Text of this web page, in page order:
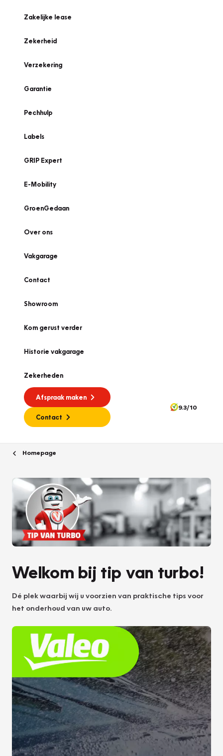
Zakelijke lease
Zekerheid
Verzekering
Garantie
Pechhulp
Labels
GRIP Expert
E-Mobility
GroenGedaan
Over ons
Vakgarage
Contact
Showroom
Kom gerust verder
Historie vakgarage
Zekerheden
Afspraak maken
Contact
9.3/10
Homepage
Welkom bij tip van turbo!
Dé plek waarbij wij u voorzien van praktische tips voor
het onderhoud van uw auto.